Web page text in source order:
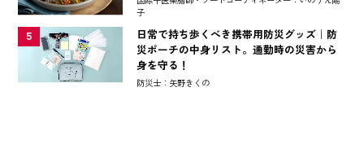
子
5
日常で持ち歩くべき携帯用防災グッズ｜防
災ポーチの中身リスト。通勤時の災害から
身を守る！
防災士：矢野きくの